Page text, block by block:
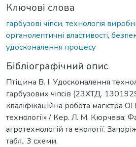
Ключові слова
гарбузові чіпси, технологія
органолептичні властивості,
удосконалення процесу
Бібліографічний опис
Птіцина В. І. Удосконалення
гарбузових чіпсів (23ХТД.
кваліфікаційна робота магістра
технології» / Кер. Л. М. Кюрчева;
агротехнологій та екології.
табл., 3 схеми.